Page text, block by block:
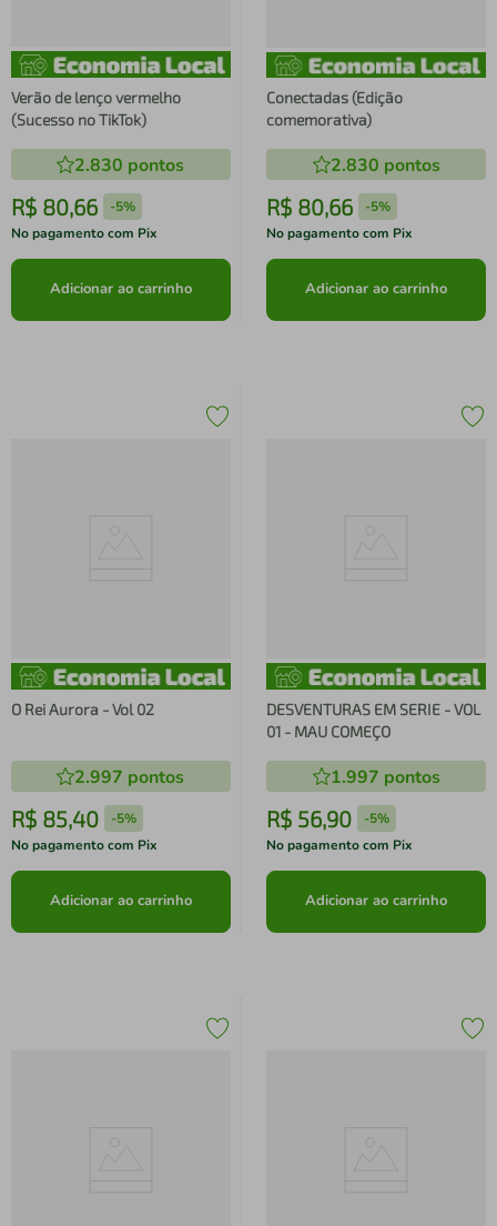
Verão de lenço vermelho
(Sucesso no TikTok)
2.830 pontos
R$ 80,66 -5%
No pagamento com Pix
Adicionar ao carrinho
Conectadas (Edição
comemorativa)
2.830 pontos
R$ 80,66 -5%
No pagamento com Pix
Adicionar ao carrinho
O Rei Aurora - Vol 02
2.997 pontos
R$ 85,40 -5%
No pagamento com Pix
Adicionar ao carrinho
DESVENTURAS EM SERIE - VOL
01 - MAU COMEÇO
1.997 pontos
R$ 56,90 -5%
No pagamento com Pix
Adicionar ao carrinho